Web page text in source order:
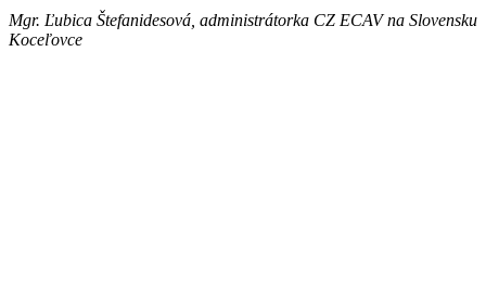
Mgr. Ľubica Štefanidesová, administrátorka CZ ECAV na Slovensku
Koceľovce